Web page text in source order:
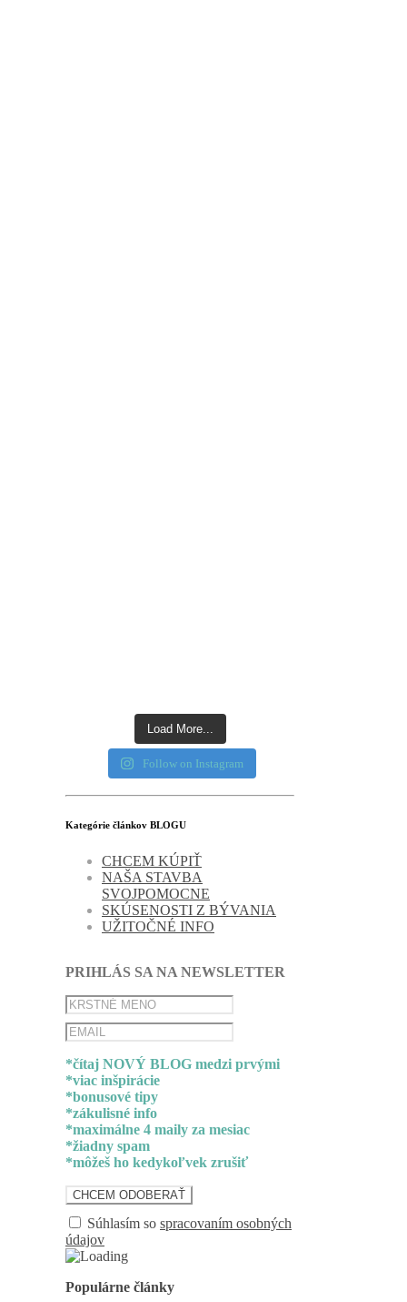
Load More...
Follow on Instagram
Kategórie článkov BLOGU
CHCEM KÚPIŤ
NAŠA STAVBA
SVOJPOMOCNE
SKÚSENOSTI Z BÝVANIA
UŽITOČNÉ INFO
PRIHLÁS SA NA NEWSLETTER
*čítaj NOVÝ BLOG medzi prvými
*viac inšpirácie
*bonusové tipy
*zákulisné info
*maximálne 4 maily za mesiac
*žiadny spam
*môžeš ho kedykoľvek zrušiť
Súhlasím so spracovaním osobných
údajov
Populárne články